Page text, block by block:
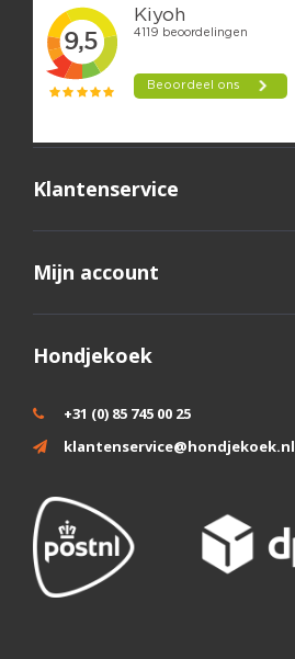
Klantenservice
Mijn account
Hondjekoek
+31 (0) 85 745 00 25
klantenservice@hondjekoek.nl